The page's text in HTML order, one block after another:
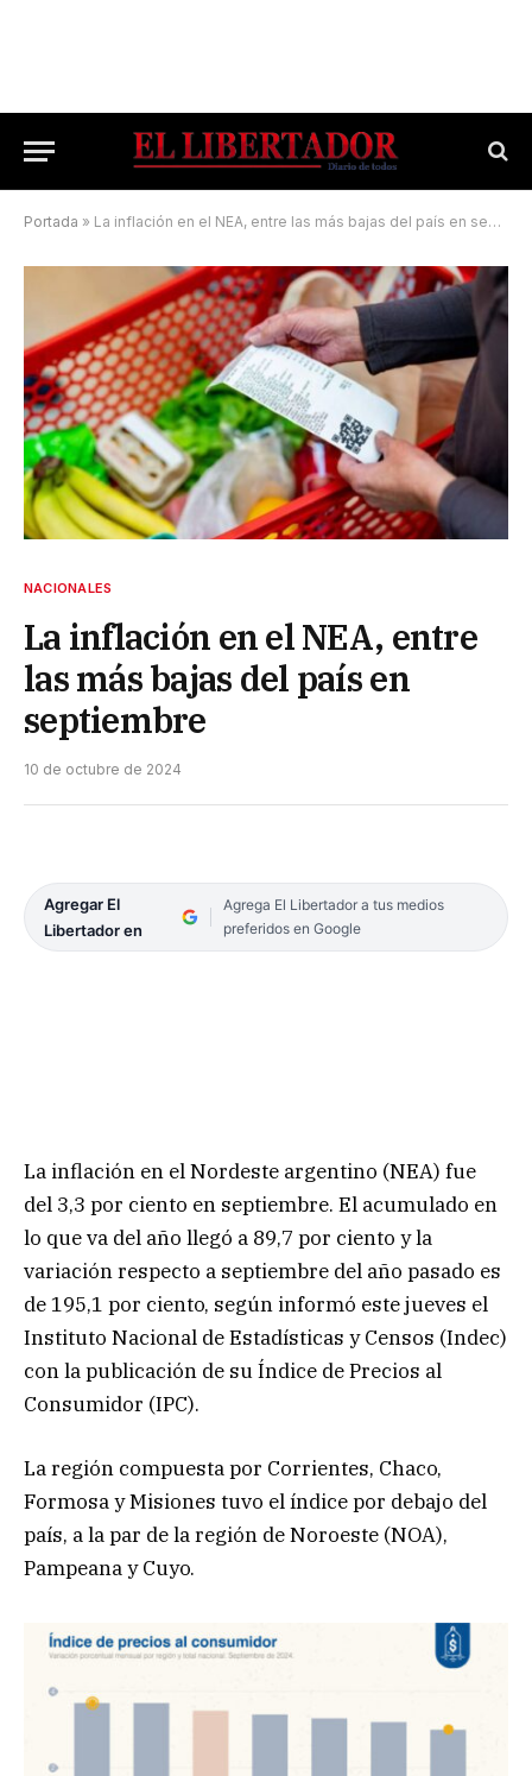
Portada » La inflación en el NEA, entre las más bajas del país en septiembre
NACIONALES
La inflación en el NEA, entre
las más bajas del país en
septiembre
10 de octubre de 2024
Agregar El
Libertador en
Agrega El Libertador a tus medios
preferidos en Google
La inflación en el Nordeste argentino (NEA) fue
del 3,3 por ciento en septiembre. El acumulado en
lo que va del año llegó a 89,7 por ciento y la
variación respecto a septiembre del año pasado es
de 195,1 por ciento, según informó este jueves el
Instituto Nacional de Estadísticas y Censos (Indec)
con la publicación de su Índice de Precios al
Consumidor (IPC).
La región compuesta por Corrientes, Chaco,
Formosa y Misiones tuvo el índice por debajo del
país, a la par de la región de Noroeste (NOA),
Pampeana y Cuyo.